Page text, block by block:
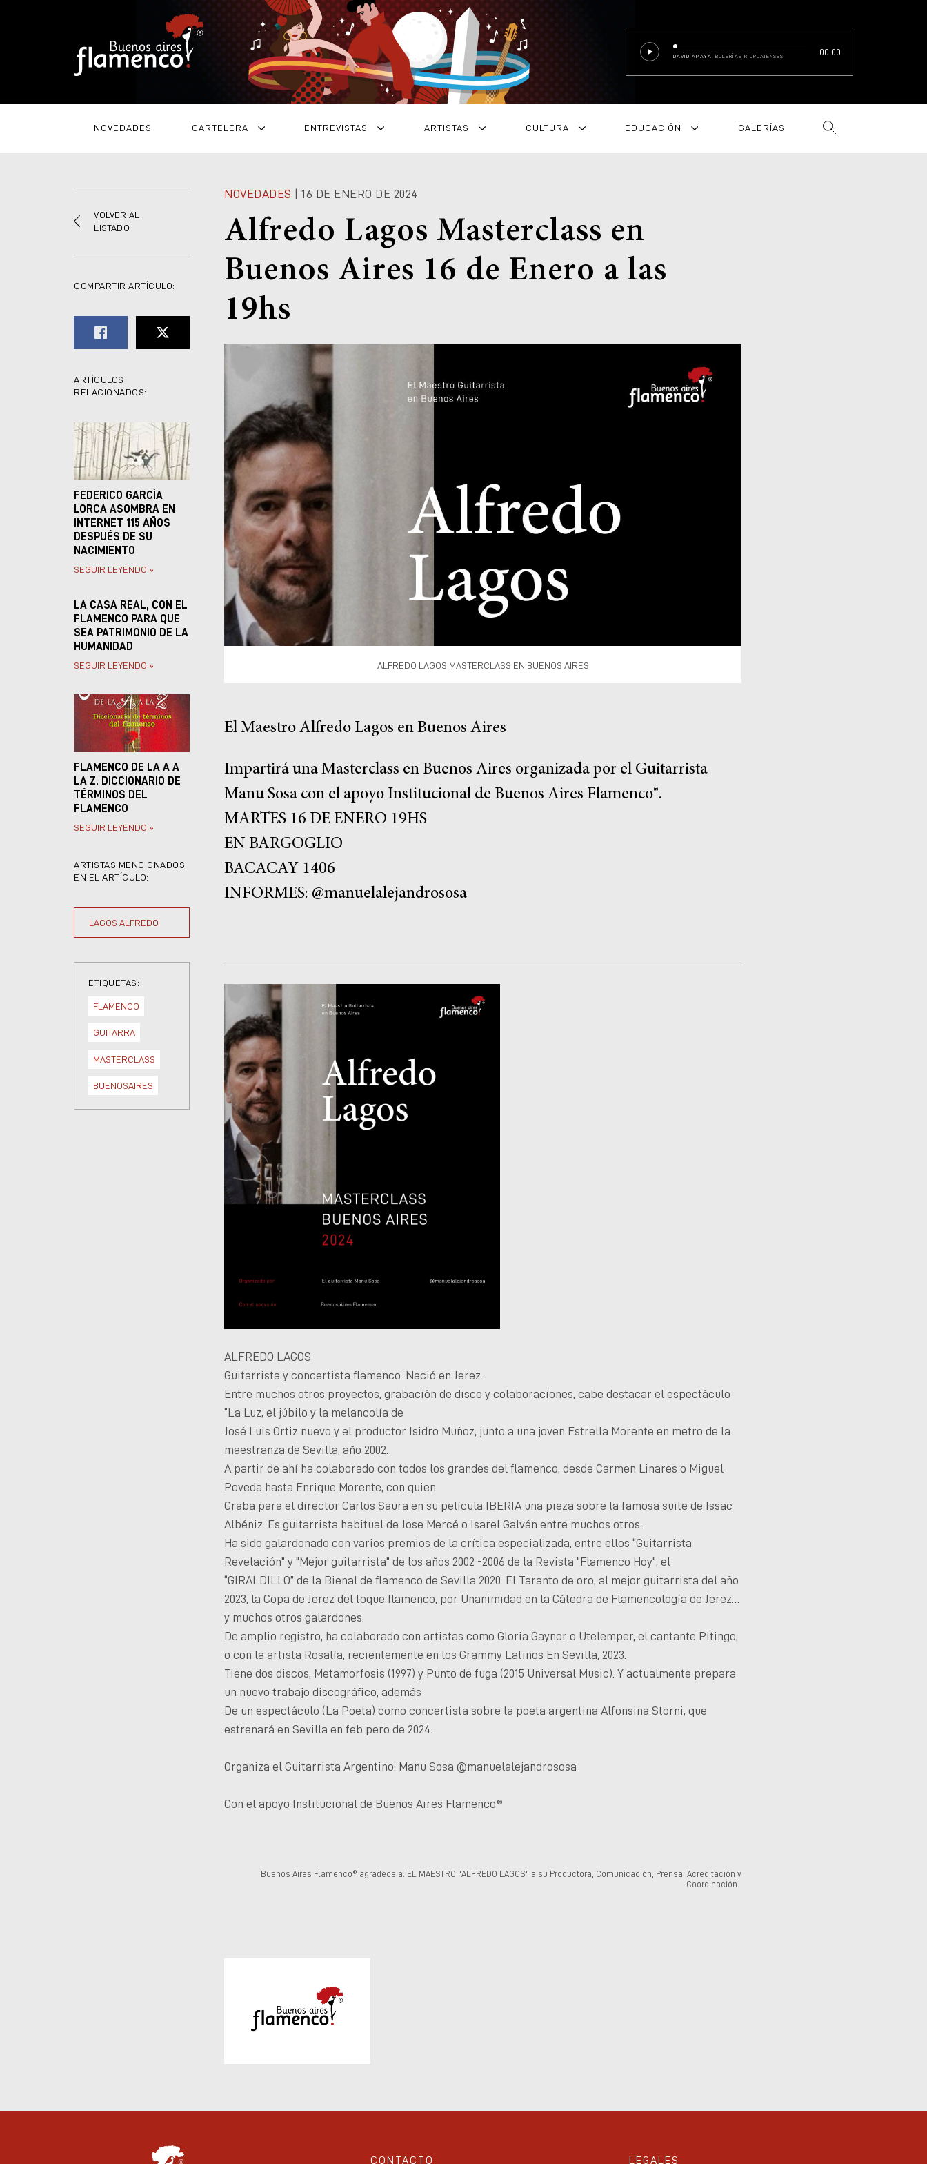
DAVID AMAYA , BULERÍAS RIOPLATENSES 00:00
NOVEDADES CARTELERA ENTREVISTAS ARTISTAS CULTURA EDUCACIÓN GALERÍAS
NOVEDADES | 16 DE ENERO DE 2024
Alfredo Lagos Masterclass en
Buenos Aires 16 de Enero a las
19hs
ALFREDO LAGOS MASTERCLASS EN BUENOS AIRES
El Maestro Alfredo Lagos en Buenos Aires
Impartirá una Masterclass en Buenos Aires organizada por el Guitarrista
Manu Sosa con el apoyo Institucional de Buenos Aires Flamenco®.
MARTES 16 DE ENERO 19HS
EN BARGOGLIO
BACACAY 1406
INFORMES: @manuelalejandrososa
ALFREDO LAGOS
Guitarrista y concertista flamenco. Nació en Jerez.
Entre muchos otros proyectos, grabación de disco y colaboraciones, cabe destacar el espectáculo
“La Luz, el júbilo y la melancolía de
José Luis Ortiz nuevo y el productor Isidro Muñoz, junto a una joven Estrella Morente en metro de la
maestranza de Sevilla, año 2002.
A partir de ahí ha colaborado con todos los grandes del flamenco, desde Carmen Linares o Miguel
Poveda hasta Enrique Morente, con quien
Graba para el director Carlos Saura en su película IBERIA una pieza sobre la famosa suite de Issac
Albéniz. Es guitarrista habitual de Jose Mercé o Isarel Galván entre muchos otros.
Ha sido galardonado con varios premios de la crítica especializada, entre ellos “Guitarrista
Revelación” y “Mejor guitarrista” de los años 2002 -2006 de la Revista “Flamenco Hoy”, el
“GIRALDILLO” de la Bienal de flamenco de Sevilla 2020. El Taranto de oro, al mejor guitarrista del año
2023, la Copa de Jerez del toque flamenco, por Unanimidad en la Cátedra de Flamencología de Jerez…
y muchos otros galardones.
De amplio registro, ha colaborado con artistas como Gloria Gaynor o Utelemper, el cantante Pitingo,
o con la artista Rosalía, recientemente en los Grammy Latinos En Sevilla, 2023.
Tiene dos discos, Metamorfosis (1997) y Punto de fuga (2015 Universal Music). Y actualmente prepara
un nuevo trabajo discográfico, además
De un espectáculo (La Poeta) como concertista sobre la poeta argentina Alfonsina Storni, que
estrenará en Sevilla en feb pero de 2024.
Organiza el Guitarrista Argentino: Manu Sosa @manuelalejandrososa
Con el apoyo Institucional de Buenos Aires Flamenco®
Buenos Aires Flamenco® agradece a: EL MAESTRO "ALFREDO LAGOS" a su Productora, Comunicación, Prensa, Acreditación y
Coordinación.
VOLVER AL
LISTADO
COMPARTIR ARTÍCULO:
ARTÍCULOS
RELACIONADOS:
FEDERICO GARCÍA
LORCA ASOMBRA EN
INTERNET 115 AÑOS
DESPUÉS DE SU
NACIMIENTO
SEGUIR LEYENDO »
LA CASA REAL, CON EL
FLAMENCO PARA QUE
SEA PATRIMONIO DE LA
HUMANIDAD
SEGUIR LEYENDO »
FLAMENCO DE LA A A
LA Z. DICCIONARIO DE
TÉRMINOS DEL
FLAMENCO
SEGUIR LEYENDO »
ARTISTAS MENCIONADOS
EN EL ARTÍCULO:
LAGOS ALFREDO
ETIQUETAS:
FLAMENCO
GUITARRA
MASTERCLASS
BUENOSAIRES
CONTACTO LEGALES